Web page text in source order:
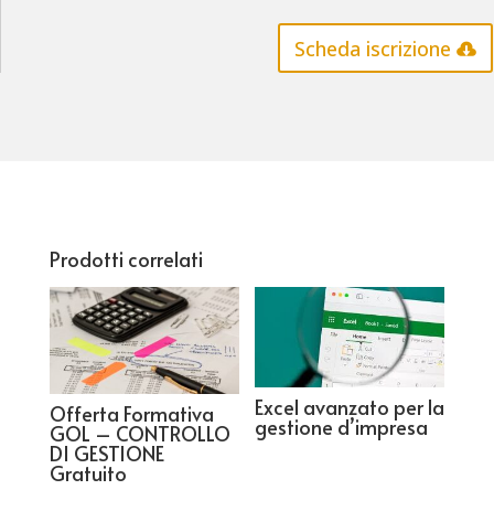
Scheda iscrizione
Prodotti correlati
Offerta Formativa
GOL – CONTROLLO
DI GESTIONE
Gratuito
Excel avanzato per la
gestione d’impresa